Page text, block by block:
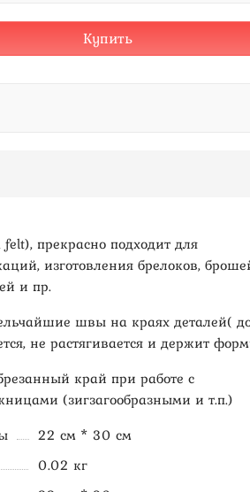
Купить
прекрасно подходит для
изготовления брелоков,
и пр.
швы на краях деталей(
не растягивается и держит
край при работе с
(зигзагообразными и т.п.)
22 см * 30 см
0.02 кг